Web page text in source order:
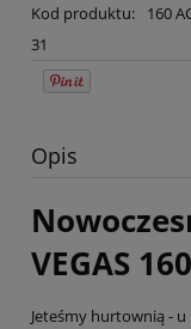
Kod produktu:
160
31
Opis
VEGAS
Jeteśmy hurtownią -